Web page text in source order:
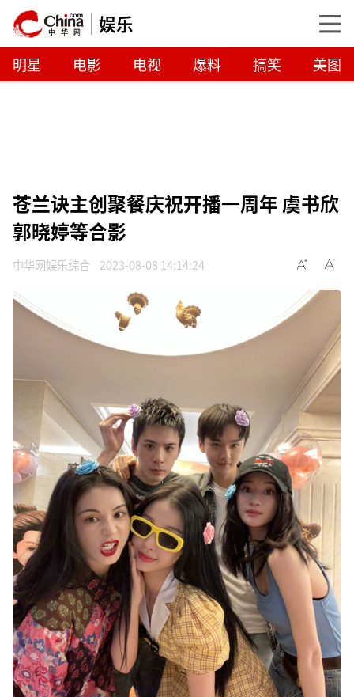
娱乐
明星 电影 电视 爆料 搞笑 美图
苍兰诀主创聚餐庆祝开播一周年 虞书欣
郭晓婷等合影
中华网娱乐综合 2023-08-08 14:14:24